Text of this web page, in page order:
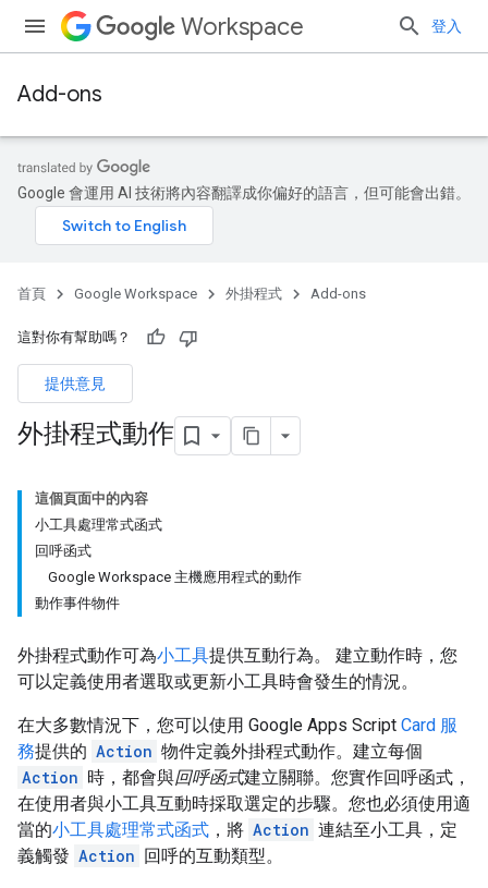
Workspace 登入
Add-ons
Google 會運用 AI 技術將內容翻譯成你偏好的語言，但可能會出錯。
首頁 Google Workspace 外掛程式 Add-ons
這對你有幫助嗎？
提供意見
外掛程式動作
這個頁面中的內容
小工具處理常式函式
回呼函式
Google Workspace 主機應用程式的動作
動作事件物件
外掛程式動作可為小工具提供互動行為。 建立動作時，您
可以定義使用者選取或更新小工具時會發生的情況。
在大多數情況下，您可以使用 Google Apps Script Card 服
務提供的 Action 物件定義外掛程式動作。建立每個
Action 時，都會與回呼函式建立關聯。您實作回呼函式，
在使用者與小工具互動時採取選定的步驟。您也必須使用適
當的小工具處理常式函式 ，將 Action 連結至小工具，定
義觸發 Action 回呼的互動類型。